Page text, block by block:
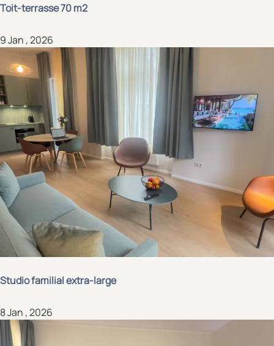
Toit-terrasse 70 m2
9 Jan , 2026
Studio familial extra-large
8 Jan , 2026